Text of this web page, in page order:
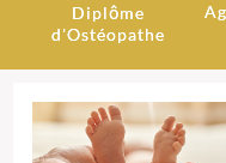
Diplôme
d'Ostéopathe